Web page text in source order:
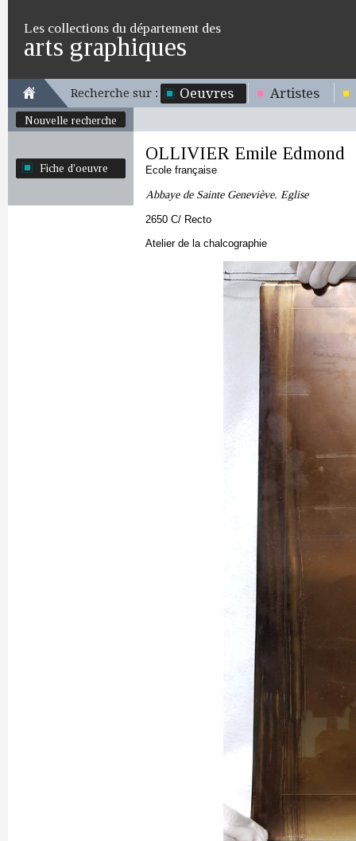
Les collections du département des
arts graphiques
Recherche sur : Oeuvres Artistes
Nouvelle recherche
Fiche d'oeuvre
OLLIVIER Emile Edmond
Ecole française
Abbaye de Sainte Geneviève. Eglise
2650 C/ Recto
Atelier de la chalcographie